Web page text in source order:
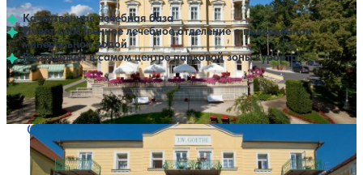
Качественная лечебная база
Имеет собственное лечебное отделение с подведенной
минеральной водой
Расположен в самом центре парковой зоны курорта
Профилей лечения:1 Крытый бассейн
Санаторий Goethe
Франтишкови-Лазне
Нет цен или свободных мест на выбранные даты
Выбрать другой вариант